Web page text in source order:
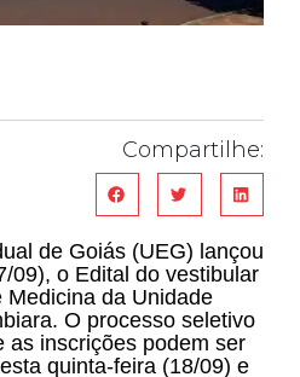
Compartilhe:
de Goiás (UEG) lançou
09), o Edital do vestibular
Medicina da Unidade
O processo seletivo
as inscrições podem ser
quinta-feira (18/09) e